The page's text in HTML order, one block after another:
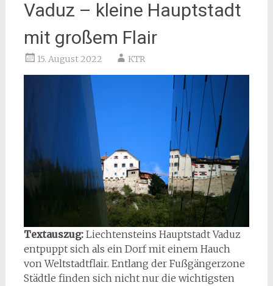
Vaduz – kleine Hauptstadt
mit großem Flair
15. August 2022 KTR
Textauszug: Liechtensteins Hauptstadt Vaduz
entpuppt sich als ein Dorf mit einem Hauch
von Weltstadtflair. Entlang der Fußgängerzone
Städtle finden sich nicht nur die wichtigsten